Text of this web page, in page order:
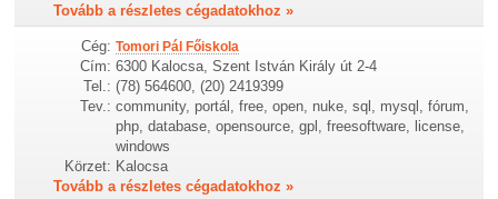
Tovább a részletes cégadatokhoz »
Cég: Tomori Pál Főiskola
Cím: 6300 Kalocsa, Szent István Király út 2-4
Tel.: (78) 564600, (20) 2419399
Tev.: community, portál, free, open, nuke, sql, mysql, fórum,
php, database, opensource, gpl, freesoftware, license,
windows
Körzet: Kalocsa
Tovább a részletes cégadatokhoz »